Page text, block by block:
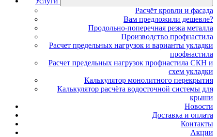
Расчёт кровли и фасада
Вам предложили дешевле?
Продольно-поперечная резка металла
Производство профнастила
Расчет предельных нагрузок и варианты укладки
профнастила
Расчет предельных нагрузок профнастила СКН и
схем укладки
Калькулятор монолитного перекрытия
Калькулятор расчёта водосточной системы для
крыши
Новости
Доставка и оплата
Контакты
Акции